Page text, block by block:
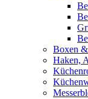
Boxen
Haken,